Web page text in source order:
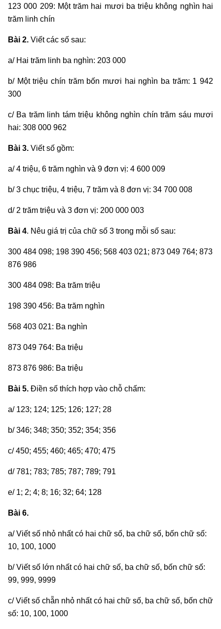
123 000 209: Một trăm hai mươi ba triệu không nghìn hai
trăm linh chín
Bài 2. Viết các số sau:
a/ Hai trăm linh ba nghìn: 203 000
b/ Một triệu chín trăm bốn mươi hai nghìn ba trăm: 1 942
300
c/ Ba trăm linh tám triệu không nghìn chín trăm sáu mươi
hai: 308 000 962
Bài 3. Viết số gồm:
a/ 4 triệu, 6 trăm nghìn và 9 đơn vị: 4 600 009
b/ 3 chục triệu, 4 triệu, 7 trăm và 8 đơn vị: 34 700 008
d/ 2 trăm triệu và 3 đơn vị: 200 000 003
Bài 4. Nêu giá trị của chữ số 3 trong mỗi số sau:
300 484 098; 198 390 456; 568 403 021; 873 049 764; 873
876 986
300 484 098: Ba trăm triệu
198 390 456: Ba trăm nghìn
568 403 021: Ba nghìn
873 049 764: Ba triệu
873 876 986: Ba triệu
Bài 5. Điền số thích hợp vào chỗ chấm:
a/ 123; 124; 125; 126; 127; 28
b/ 346; 348; 350; 352; 354; 356
c/ 450; 455; 460; 465; 470; 475
d/ 781; 783; 785; 787; 789; 791
e/ 1; 2; 4; 8; 16; 32; 64; 128
Bài 6.
a/ Viết số nhỏ nhất có hai chữ số, ba chữ số, bốn chữ số:
10, 100, 1000
b/ Viết số lớn nhất có hai chữ số, ba chữ số, bốn chữ số:
99, 999, 9999
c/ Viết số chẵn nhỏ nhất có hai chữ số, ba chữ số, bốn chữ
số: 10, 100, 1000